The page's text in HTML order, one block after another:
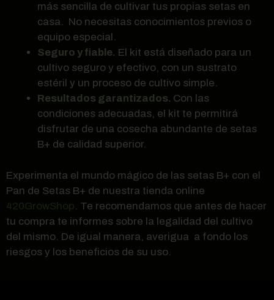
más sencilla de cultivar tus propias setas en
casa. No necesitas conocimientos previos o
equipo especial.
Seguro y fiable. El kit está diseñado para un
cultivo seguro y efectivo, con un sustrato
estéril y un proceso de cultivo simple.
Resultados garantizados. Con las
condiciones adecuadas, el kit te permitirá
disfrutar de una cosecha abundante de setas
B+ de calidad superior.
Experimenta el mundo mágico de las setas B+ con el
Pan de Setas B+ de nuestra tienda online
420GrowShop. Te recomendamos que antes de hacer
tu compra te informes sobre la legalidad del cultivo
del mismo. De igual manera, averigua a fondo los
riesgos y los beneficios de su uso.